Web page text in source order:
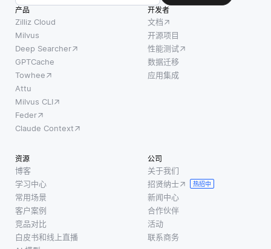
产品
Zilliz Cloud
Milvus
Deep Searcher
GPTCache
Towhee
Attu
Milvus CLI
Feder
Claude Context
开发者
文档
开源项目
性能测试
数据迁移
应用集成
资源
博客
学习中心
常用场景
客户案例
竞品对比
白皮书和线上直播
公司
关于我们
招贤纳士
热招中
新闻中心
合作伙伴
活动
联系商务